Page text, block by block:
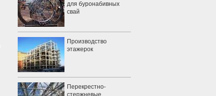
для буронабивных
свай
Производство
этажерок
Перекрестно-
стержневые